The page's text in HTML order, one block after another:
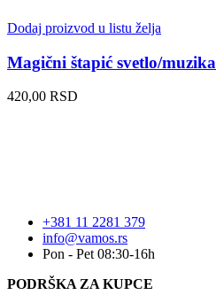
Dodaj proizvod u listu želja
Magični štapić svetlo/muzika
420,00 RSD
+381 11 2281 379
info@vamos.rs
Pon - Pet 08:30-16h
PODRŠKA ZA KUPCE